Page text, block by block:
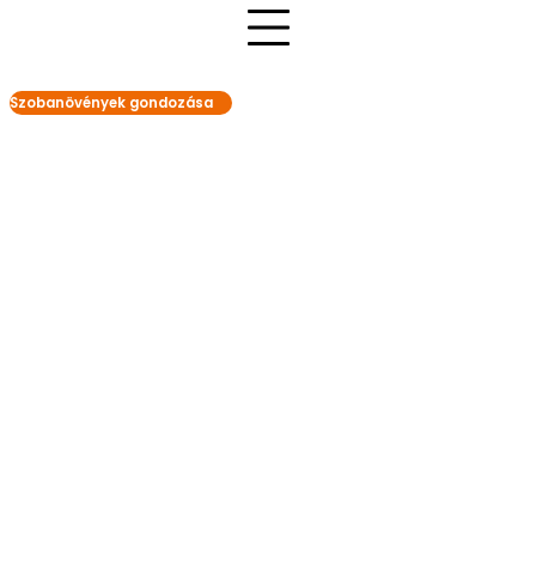
Szobanövények gondozása